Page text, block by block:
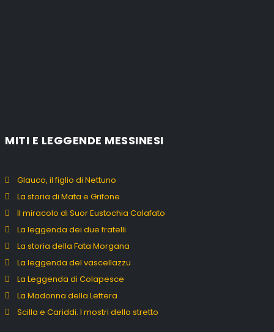
MITI E LEGGENDE MESSINESI
Glauco, il figlio di Nettuno
La storia di Mata e Grifone
Il miracolo di Suor Eustochia Calafato
La leggenda dei due fratelli
La storia della Fata Morgana
La leggenda del vascellazzu
La Leggenda di Colapesce
La Madonna della Lettera
Scilla e Cariddi. I mostri dello stretto